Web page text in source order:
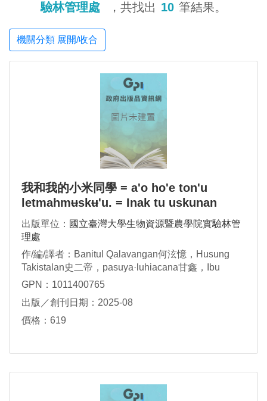
驗林管理處
，共找出 10 筆結果。
機關分類 展開/收合
我和我的小米同學 = a'o ho'e ton'u
letmahmʉskʉ'u. = Inak tu uskunan
maduh.
出版單位： 國立臺灣大學生物資源暨農學院實驗林管
理處
作/編/譯者：Banitul Qalavangan何泫憶，Husung
Takistalan史二帝，pasuya·luhiacana甘鑫，Ibu
Qalavangan何懿，Sani Takiscibanan史宇恩,
paicʉ·teneoana司安君，maljeveljev demaljalat鄭祥
翠圖文作
GPN：1011400765
出版／創刊日期：2025-08
價格：619